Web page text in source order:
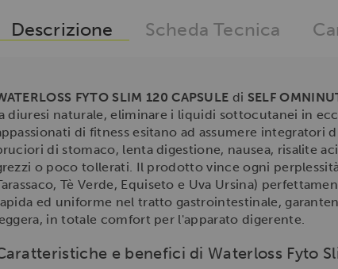
Descrizione Scheda Tecnica
FYTO SLIM 120 CAPSULE di SELF
diuresi naturale, eliminare i liquidi sottocutanei in
di fitness esitano ad assumere
di stomaco, lenta digestione, nausea, risalite
o poco tollerati. Il prodotto vince ogni
Tè Verde, Equiseto e Uva Ursina)
ed uniforme nel tratto gastrointestinale,
in totale comfort per l'apparato digerente.
e benefici di Waterloss Fyto